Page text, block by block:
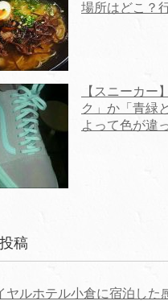
場所はどこ？
【スニーカー
ク」か「青緑
よって色が違
稿
ヤルホテル小倉に宿泊した